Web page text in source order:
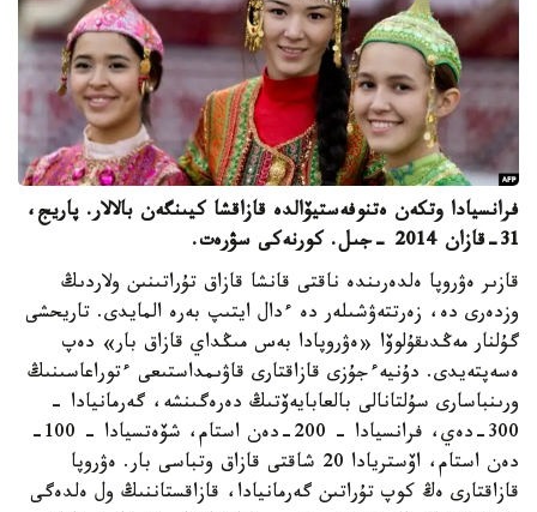
فرانسيادا وتكەن ەتنوفەستيۆالدە قازاقشا كيىنگەن بالالار. پاريج،
31-قازان 2014 -جىل. كورنەكى سۋرەت.
قازىر ەۋروپا ەلدەرىندە ناقتى قانشا قازاق تۇراتىنىن ولاردىڭ
وزدەرى دە، زەرتتەۋشىلەر دە ءدال ايتىپ بەرە المايدى. تاريحشى
گۇلنار مەڭدىقۇلوۆا «ەۋروپادا بەس مىڭداي قازاق بار» دەپ
ەسەپتەيدى. دۇنيەءجۇزى قازاقتارى قاۋىمداستىعى ءتوراعاسىنىڭ
ورىنباسارى سۇلتانالى بالعابايەۆتىڭ دەرەگىنشە، گەرمانيادا -
300-دەي، فرانسيادا - 200-دەن استام، شۆەتسيادا - 100-
دەن استام، اۆستريادا 20 شاقتى قازاق وتباسى بار. ەۋروپا
قازاقتارى ەڭ كوپ تۇراتىن گەرمانيادا، قازاقستاننىڭ ول ەلدەگى